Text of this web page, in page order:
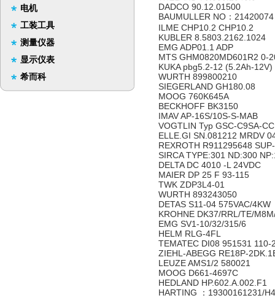
电机
工装工具
测量仪器
显示仪表
希而科
DADCO 90.12.01500
BAUMULLER NO：
ILME CHP10.2 CHP10.2
KUBLER 8.5803.2162.1024
EMG ADP01.1 ADP
MTS GHM0820MD601R2 0-
KUKA pbg5.2-12 (5.2Ah-12V)
WURTH 899800210
SIEGERLAND GH180.08
MOOG 760K645A
BECKHOFF BK3150
IMAV AP-16S/10S-S-MAB
VOGTLIN Typ GSC-C9SA-
ELLE.GI SN.081212 MRDV
REXROTH R911295648
SIRCA TYPE:301 ND:300
DELTA DC 4010 -L 24VDC
MAIER DP 25 F 93-115
TWK ZDP3L4-01
WURTH 893243050
DETAS S11-04 575VAC/4KW
KROHNE DK37/RRL/TE/
EMG SV1-10/32/315/6
HELM RLG-4FL
TEMATEC DI08 951531
ZIEHL-ABEGG RE18P-
LEUZE AMS1/2 580021
MOOG D661-4697C
HEDLAND HP.602.A.002.F1
HARTING ：19300161231/